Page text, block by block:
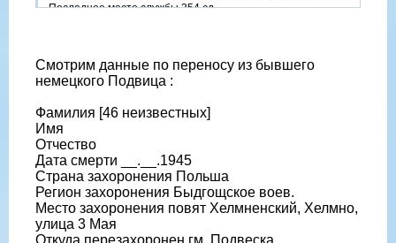
Последнее место службы 354 сд
Смотрим данные по переносу из бывшего
немецкого Подвица :
Фамилия [46 неизвестных]
Имя
Отчество
Дата смерти __.__.1945
Страна захоронения Польша
Регион захоронения Быдгощское воев.
Место захоронения повят Хелмненский, Хелмно,
улица 3 Мая